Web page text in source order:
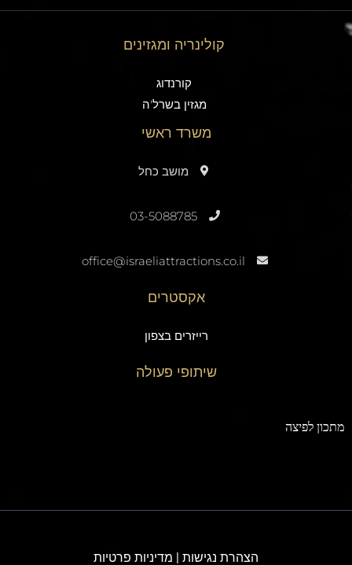
קולינריה ומגזינים
קורנדוג
מגזין בשרל'ה
משרד ראשי
מושב כחל
03-5088785
office@israeliattractions.co.il
אקסטרים
רייזרים בצפון
שיתופי פעולה
לפיצה
הצהרת נגישות|מדיניות פרטיות